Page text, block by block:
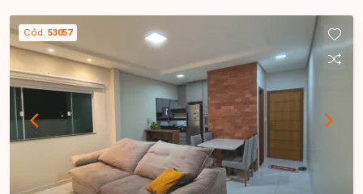
social, cozinha espaçosa e funcional, área de
serviço, quintal e garagem. Edícula no fundo com
despensa e banheiro. O imóvel possui
aproximadamente 132,46 m² de área construída,
com ambientes bem distribuídos que oferecem
conforto, praticidade e excelente aproveitamento
dos espaços, sendo ideal para quem busca um
lar aconchegante em uma localização
privilegiada. Entre em contato com a Delta
Cód. 53057